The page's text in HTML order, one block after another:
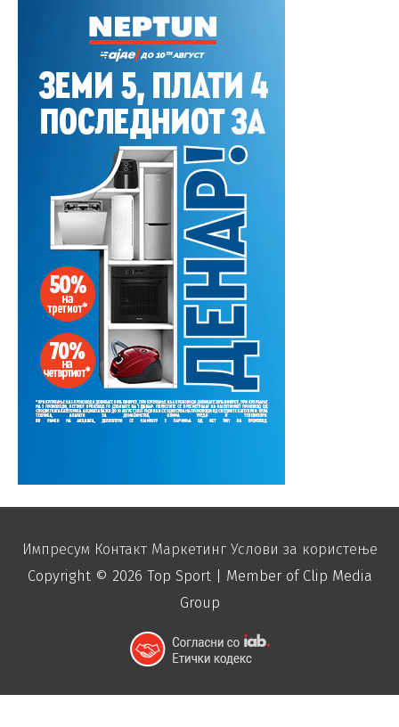
Импресум Контакт Маркетинг Услови за користење
Copyright © 2026 Top Sport| Member of Clip Media
Group